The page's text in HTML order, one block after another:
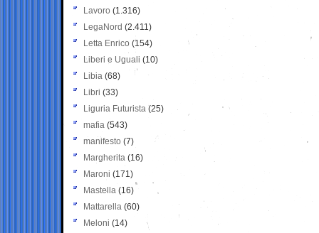
Lavoro (1.316)
LegaNord (2.411)
Letta Enrico (154)
Liberi e Uguali (10)
Libia (68)
Libri (33)
Liguria Futurista (25)
mafia (543)
manifesto (7)
Margherita (16)
Maroni (171)
Mastella (16)
Mattarella (60)
Meloni (14)